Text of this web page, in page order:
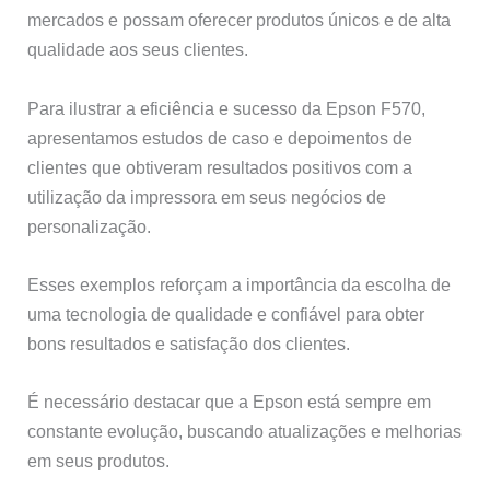
mercados e possam oferecer produtos únicos e de alta
qualidade aos seus clientes.
Para ilustrar a eficiência e sucesso da Epson F570,
apresentamos estudos de caso e depoimentos de
clientes que obtiveram resultados positivos com a
utilização da impressora em seus negócios de
personalização.
Esses exemplos reforçam a importância da escolha de
uma tecnologia de qualidade e confiável para obter
bons resultados e satisfação dos clientes.
É necessário destacar que a Epson está sempre em
constante evolução, buscando atualizações e melhorias
em seus produtos.